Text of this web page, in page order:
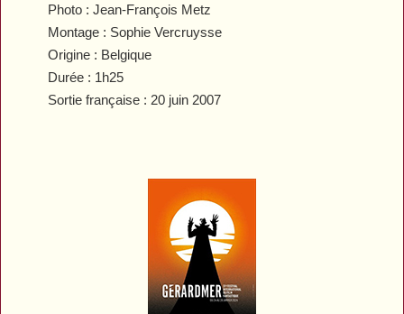
Photo : Jean-François Metz
Montage : Sophie Vercruysse
Origine : Belgique
Durée : 1h25
Sortie française : 20 juin 2007